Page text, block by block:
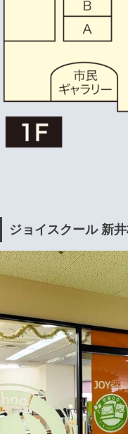
ジョイスクール 新